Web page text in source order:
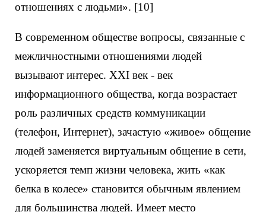
отношениях с людьми». [10]
В современном обществе вопросы, связанные с
межличностными отношениями людей
вызывают интерес. XXI век - век
информационного общества, когда возрастает
роль различных средств коммуникации
(телефон, Интернет), зачастую «живое» общение
людей заменяется виртуальным общение в сети,
ускоряется темп жизни человека, жить «как
белка в колесе» становится обычным явлением
для большинства людей. Имеет место